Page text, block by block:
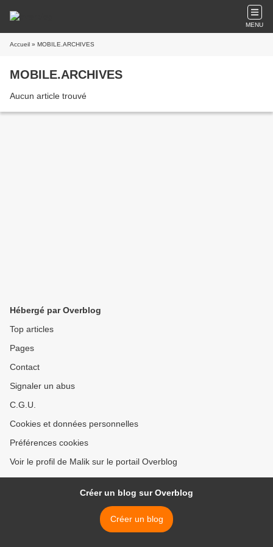
MENU
Accueil » MOBILE.ARCHIVES
MOBILE.ARCHIVES
Aucun article trouvé
Hébergé par Overblog
Top articles
Pages
Contact
Signaler un abus
C.G.U.
Cookies et données personnelles
Préférences cookies
Voir le profil de Malik sur le portail Overblog
Créer un blog sur Overblog
Créer un blog